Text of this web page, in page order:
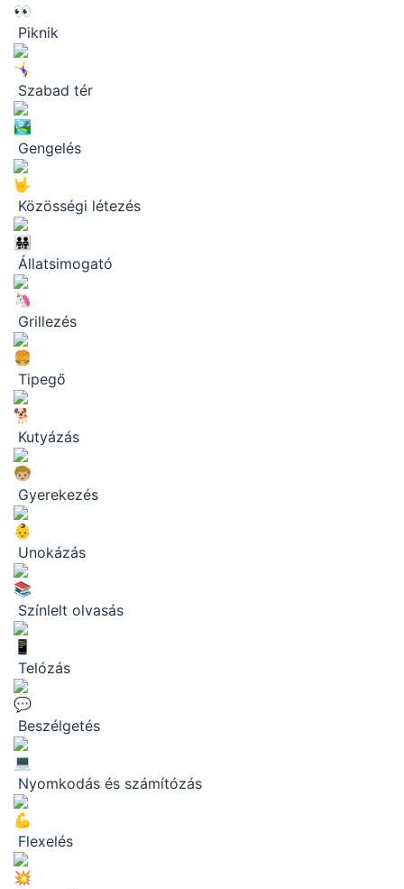
Piknik
Szabad tér
Gengelés
Közösségi létezés
Állatsimogató
Grillezés
Tipegő
Kutyázás
Gyerekezés
Unokázás
Színlelt olvasás
Telózás
Beszélgetés
Nyomkodás és számítózás
Flexelés